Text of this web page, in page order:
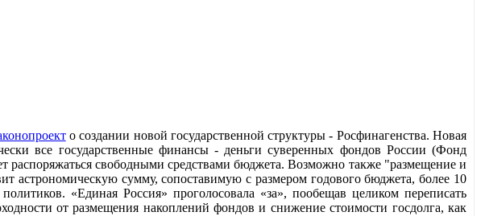
о создании новой государственной структуры - Росфинагенства. Новая
все государственные финансы - деньги суверенных фондов России (Фонд
распоряжаться свободными средствами бюджета. Возможно также "размещение и
астрономическую сумму, сопоставимую с размером годового бюджета, более 10
«Единая Россия» проголосовала «за», пообещав целиком переписать
от размещения накоплений фондов и снижение стоимости госдолга, как